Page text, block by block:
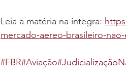
Leia a matéria na íntegra:
mercado-aereo-brasileiro-
#FBR#Aviação